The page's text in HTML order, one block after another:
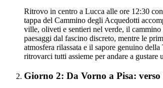
Ritrovo in centro a Lucca alle ore 12:30
tappa del Cammino degli Acquedotti
ville, oliveti e sentieri nel verde, il cammino
paesaggi dal fascino discreto, mentre le
atmosfera rilassata e il sapore genuino
ritrovarci tutti assieme per andare a
Giorno 2: Da Vorno a Pisa: